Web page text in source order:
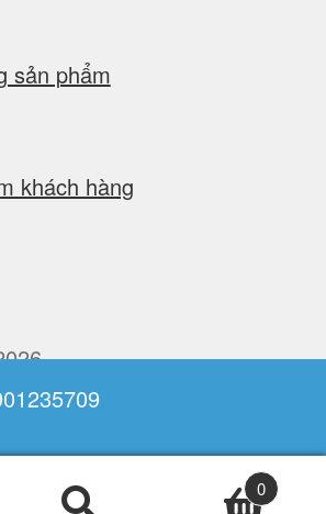
sản phẩm
khách hàng
0